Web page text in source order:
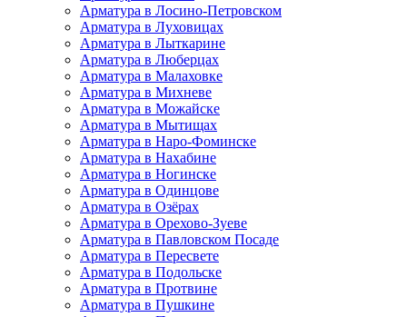
Арматура в Лосино-Петровском
Арматура в Луховицах
Арматура в Лыткарине
Арматура в Люберцах
Арматура в Малаховке
Арматура в Михневе
Арматура в Можайске
Арматура в Мытищах
Арматура в Наро-Фоминске
Арматура в Нахабине
Арматура в Ногинске
Арматура в Одинцове
Арматура в Озёрах
Арматура в Орехово-Зуеве
Арматура в Павловском Посаде
Арматура в Пересвете
Арматура в Подольске
Арматура в Протвине
Арматура в Пушкине